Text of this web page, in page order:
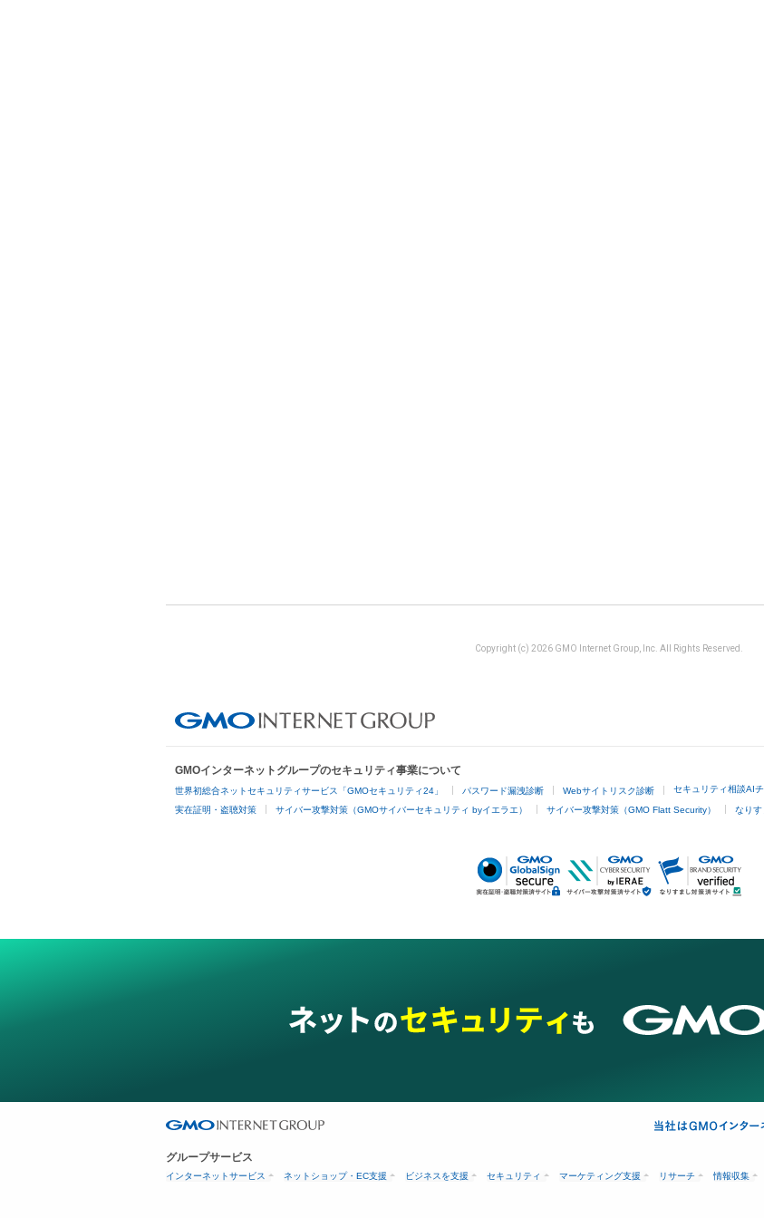
Copyright (c) 2026 GMO Internet Group, Inc. All Rights Reserved.
GMOインターネットグループのセキュリティ事業について
世界初総合ネットセキュリティサービス「GMOセキュリティ24」 パスワード漏洩診断 Webサイトリスク診断 セキュリティ相談AI
実在証明・盗聴対策 サイバー攻撃対策（GMOサイバーセキュリティ byイエラエ） サイバー攻撃対策（GMO Flatt Security） なりす
グループサービス
インターネットサービス ネットショップ・EC支援 ビジネスを支援 セキュリティ マーケティング支援 リサーチ 情報収集